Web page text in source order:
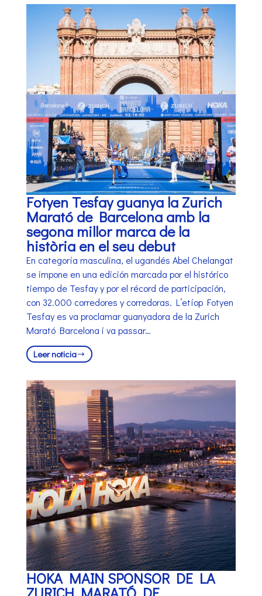
Fotyen Tesfay guanya la Zurich
Marató de Barcelona amb la
segona millor marca de la
història en el seu debut
En categoría masculina, el ugandés Abel Chelangat
se impone en una edición marcada por el histórico
tiempo de Tesfay y por el récord de participación,
con 32.000 corredores y corredoras. L’etíop Fotyen
Tesfay es va proclamar guanyadora de la Zurich
Marató Barcelona i va passar…
Leer noticia
HOKA MAIN SPONSOR DE LA